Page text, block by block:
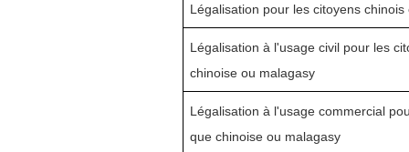
Légalisation pour les citoyens chinois
Légalisation à l'usage civil pour les
chinoise ou malagasy
Légalisation à l'usage commercial
que chinoise ou malagasy